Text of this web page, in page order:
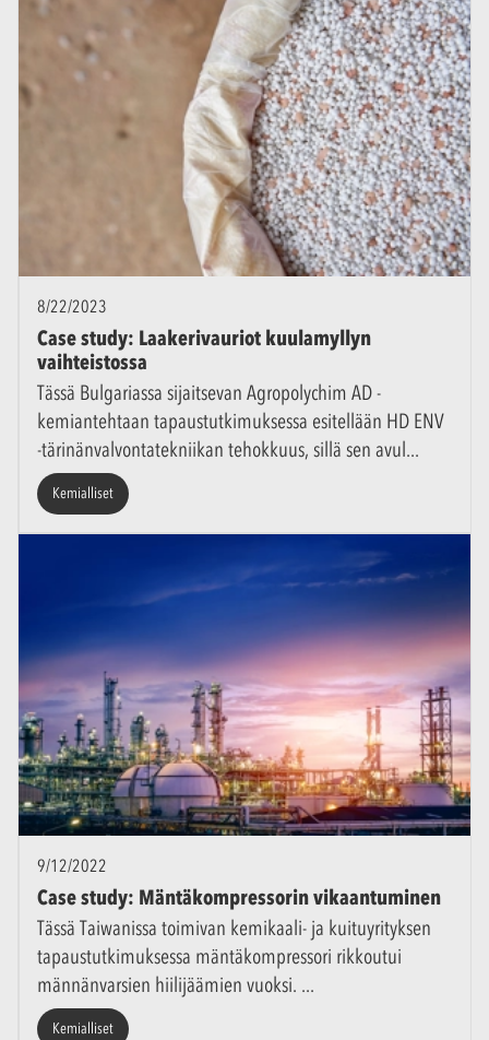
8/22/2023
Case study: Laakerivauriot kuulamyllyn
vaihteistossa
Tässä Bulgariassa sijaitsevan Agropolychim AD -
kemiantehtaan tapaustutkimuksessa esitellään HD ENV
-tärinänvalvontatekniikan tehokkuus, sillä sen avul
Kemialliset
9/12/2022
Case study: Mäntäkompressorin vikaantuminen
Tässä Taiwanissa toimivan kemikaali- ja kuituyrityksen
tapaustutkimuksessa mäntäkompressori rikkoutui
männänvarsien hiilijäämien vuoksi.
Kemialliset